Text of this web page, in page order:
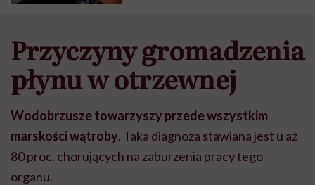
Przyczyny gromadzenia
płynu w otrzewnej
Wodobrzusze towarzyszy przede wszystkim
marskości wątroby. Taka diagnoza stawiana jest u aż
80 proc. chorujących na zaburzenia pracy tego
organu.